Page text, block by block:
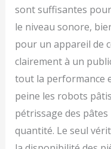
sont suffisantes
le niveau sonore,
pour un appareil de
clairement à un
tout la performance
peine les robots
pétrissage des
quantité. Le seul